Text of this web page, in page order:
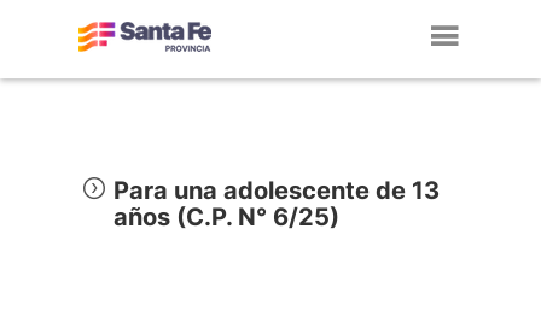
Para una adolescente de 13
años (C.P. N° 6/25)